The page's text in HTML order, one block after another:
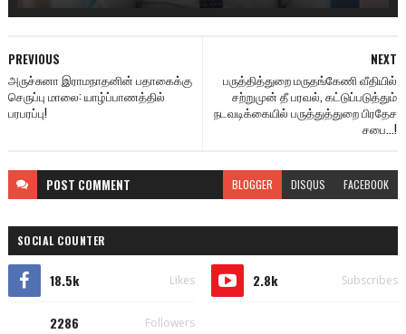
NEXT
பருத்தித்துறை மருதங்கேணி வீதியில்
சற்றுமுன் தீ பரவல், கட்டுப்படுத்தும்
நடவடிக்கையில் பருத்துத்துறை பிரதேச
சபை...!
PREVIOUS
அருச்சுனா இராமநாதனின் பதாகைக்கு
செருப்பு மாலை: யாழ்ப்பாணத்தில்
பரபரப்பு!
POST COMMENT BLOGGER DISQUS FACEBOOK
SOCIAL COUNTER
18.5k Likes 2.8k Subscribes
2286 Followers